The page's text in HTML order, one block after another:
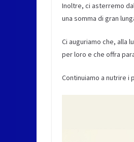
Inoltre, ci asterremo
una somma di gran
Ci auguriamo che, alla
per loro e che offra
Continuiamo a nutrire i